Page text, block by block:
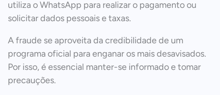
utiliza o WhatsApp para realizar o pagamento ou
solicitar dados pessoais e taxas.
A fraude se aproveita da credibilidade de um
programa oficial para enganar os mais desavisados.
Por isso, é essencial manter-se informado e tomar
precauções.